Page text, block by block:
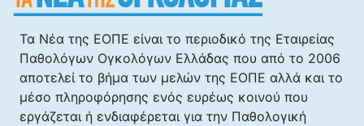
Τα Νέα της ΕΟΠΕ είναι το περιοδικό της Εταιρείας
Παθολόγων Ογκολόγων Ελλάδας που από το 2006
αποτελεί το βήμα των μελών της ΕΟΠΕ αλλά και το
μέσο πληροφόρησης ενός ευρέως κοινού που
εργάζεται ή ενδιαφέρεται για την Παθολογική